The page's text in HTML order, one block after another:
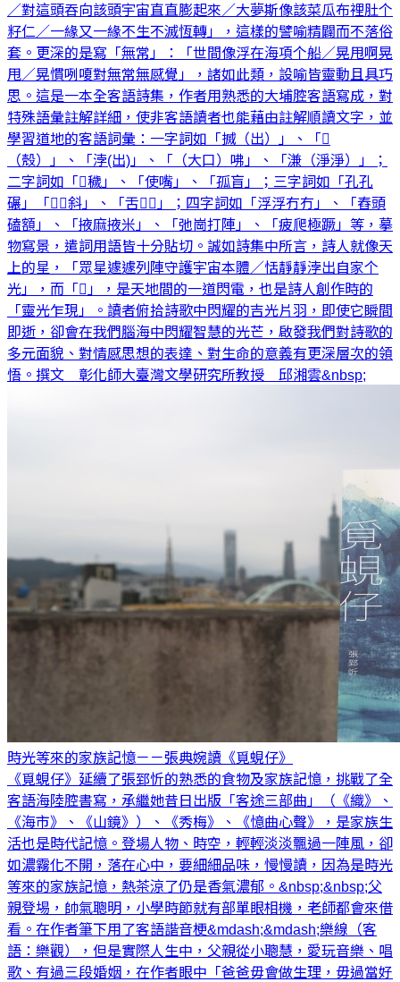
／對這頭吞向該頭宇宙直直膨起來／大夢斯像該菜瓜布裡肚个
籽仁／一緣又一緣不生不滅恆轉」，這樣的譬喻精闢而不落俗
套。更深的是寫「無常」：「世間像浮在海項个船／晃甩啊晃
甩／晃慣咧嗄對無常無感覺」，諸如此類，設喻皆靈動且具巧
思。這是一本全客語詩集，作者用熟悉的大埔腔客語寫成，對
特殊語彙註解詳細，使非客語讀者也能藉由註解順讀文字，並
學習道地的客語詞彙：一字詞如「搣（出）」、「㪐
（殼）」、「浡(出)」、「（大口）咈」、「溓（淨淨）」；
二字詞如「遰穢」、「使嘴」、「孤盲」；三字詞如「孔孔
碾」「稴稴斜」、「舌㐁㐁」；四字詞如「浮浮冇冇」、「舂頭
磕額」、「掖麻掖米」、「弛崗打陣」、「疲爬極蹶」等，摹
物寫景，遣詞用語皆十分貼切。誠如詩集中所言，詩人就像天
上的星，「眾星遽遽列陣守護宇宙本體／恬靜靜浡出自家个
光」，而「爧」，是天地間的一道閃電，也是詩人創作時的
「靈光乍現」。讀者俯拾詩歌中閃耀的吉光片羽，即使它瞬間
即逝，卻會在我們腦海中閃耀智慧的光芒，啟發我們對詩歌的
多元面貌、對情感思想的表達、對生命的意義有更深層次的領
悟。撰文 彰化師大臺灣文學研究所教授 邱湘雲&nbsp;
時光等來的家族記憶－－張典婉讀《覓蜆仔》
《覓蜆仔》延續了張郅忻的熟悉的食物及家族記憶，挑戰了全
客語海陸腔書寫，承繼她昔日出版「客途三部曲」（《織》、
《海市》、《山鏡》）、《秀梅》、《憶曲心聲》，是家族生
活也是時代記憶。登場人物、時空，輕輕淡淡飄過一陣風，卻
如濃霧化不開，落在心中，要細細品味，慢慢讀，因為是時光
等來的家族記憶，熱茶涼了仍是香氣濃郁。&nbsp;&nbsp;父
親登埸，帥氣聰明，小學時節就有部單眼相機，老師都會來借
看。在作者筆下用了客語諧音梗&mdash;&mdash;樂線（客
語：樂觀），但是實際人生中，父親從小聰慧，愛玩音樂、唱
歌、有過三段婚姻，在作者眼中「爸爸毋會做生理，毋過當好